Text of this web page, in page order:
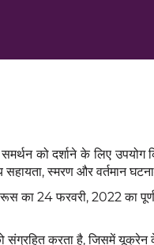
को दर्शाने के लिए
सहायता, स्मरण और वर्तमान
का 24 फरवरी, 2022 का
संग्रहित करता है, जिसमें